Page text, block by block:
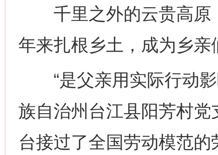
千里之外的云贵高原
年来扎根乡土，成为乡亲
“是父亲用实际行动影
族自治州台江县阳芳村
台接过了全国劳动模范